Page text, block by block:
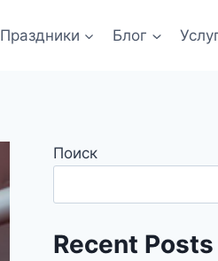
Праздники Блог
Поиск
Recent Posts